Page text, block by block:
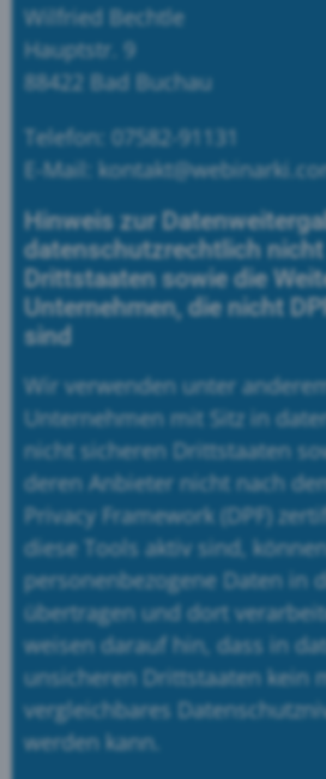
Wilfried Bechtle
Hauptstr. 9
88422 Bad Buchau
Telefon: 07582-91131
E-Mail:
Hinweis zur
datenschutzrechtlich
Drittstaaten sowie die
Unternehmen, die nicht
sind
Wir verwenden unter
Unternehmen mit Sitz in
nicht sicheren Drittstaaten
deren Anbieter nicht nach
Privacy Framework (DPF)
diese Tools aktiv sind,
personenbezogene Daten in
übertragen und dort
weisen darauf hin, dass in
unsicheren Drittstaaten kein
vergleichbares
werden kann.